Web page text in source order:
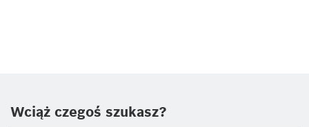
Wciąż czegoś szukasz?